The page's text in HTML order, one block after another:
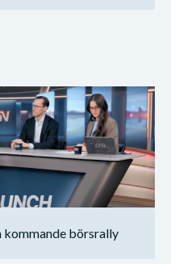
kommande börsrally